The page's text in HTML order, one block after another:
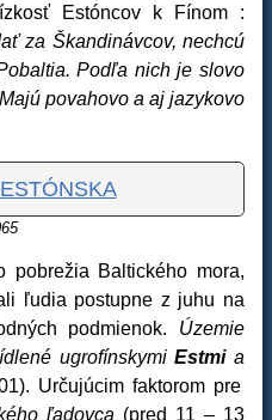
Estóncov k Fínom :
za Škandinávcov, nechcú
Podľa nich je slovo
povahovo a aj jazykovo
pobrežia Baltického mora,
ľudia postupne z juhu na
podmienok. Územie
ugrofínskymiEstmia
Určujúcim faktorom pre
ľadovca (pred 11 – 13